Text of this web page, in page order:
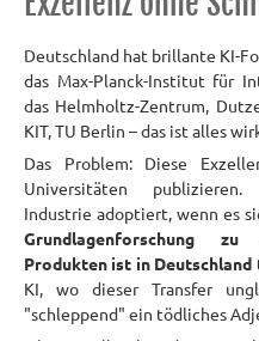
Deutschland hat brillante KI-
das Max-Planck-Institut für
das Helmholtz-Zentrum,
KIT, TU Berlin – das ist alles
Das Problem: Diese
Universitäten
Industrie adoptiert, wenn es
Grundlagenforschung zu
Produkten ist in
KI, wo dieser Transfer
"schleppend" ein tödliches